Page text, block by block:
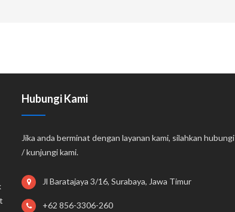
Hubungi Kami
Jika anda berminat dengan layanan kami, silahkan hubungi
/ kunjungi kami.
Jl Baratajaya 3/16, Surabaya, Jawa Timur
+62 856-3306-260